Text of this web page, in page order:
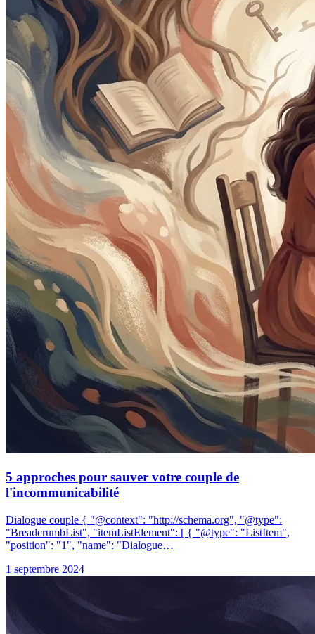
5 approches pour sauver votre couple de
l'incommunicabilité
Dialogue couple { "@context": "http://schema.org", "@type":
"BreadcrumbList", "itemListElement": [ { "@type": "ListItem",
"position": "1", "name": "Dialogue…
1 septembre 2024